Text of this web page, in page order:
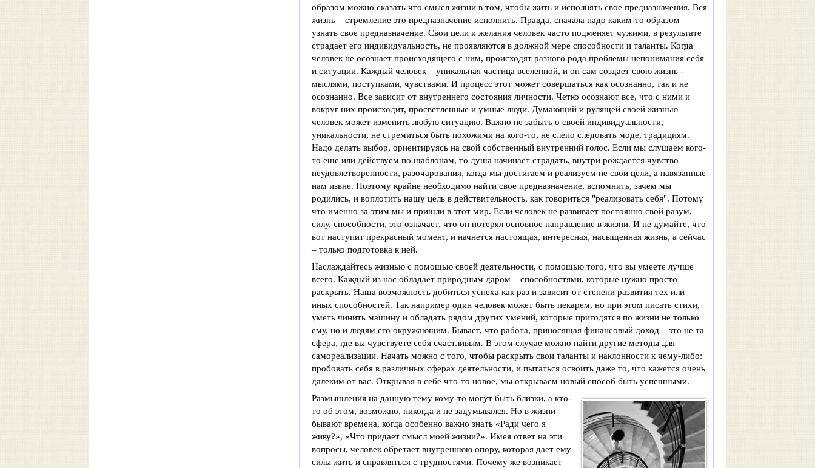
образом можно сказать что смысл жизни в том, чтобы жить и исполнять свое предназначения. Вся
жизнь – стремление это предназначение исполнить. Правда, сначала надо каким-то образом
узнать свое предназначение. Свои цели и желания человек часто подменяет чужими, в результате
страдает его индивидуальность, не проявляются в должной мере способности и таланты. Когда
человек не осознает происходящего с ним, происходят разного рода проблемы непонимания себя
и ситуации. Каждый человек – уникальная частица вселенной, и он сам создает свою жизнь -
мыслями, поступками, чувствами. И процесс этот может совершаться как осознанно, так и не
осознанно. Все зависит от внутреннего состояния личности. Четко осознают все, что с ними и
вокруг них происходит, просветленные и умные люди. Думающий и рулящей своей жизнью
человек может изменить любую ситуацию. Важно не забыть о своей индивидуальности,
уникальности, не стремиться быть похожими на кого-то, не слепо следовать моде, традициям.
Надо делать выбор, ориентируясь на свой собственный внутренний голос. Если мы слушаем кого-
то еще или действуем по шаблонам, то душа начинает страдать, внутри рождается чувство
неудовлетворенности, разочарования, когда мы достигаем и реализуем не свои цели, а навязанные
нам извне. Поэтому крайне необходимо найти свое предназначение, вспомнить, зачем мы
родились, и воплотить нашу цель в действительность, как говориться "реализовать себя". Потому
что именно за этим мы и пришли в этот мир. Если человек не развивает постоянно свой разум,
силу, способности, это означает, что он потерял основное направление в жизни. И не думайте, что
вот наступит прекрасный момент, и начнется настоящая, интересная, насыщенная жизнь, а сейчас
– только подготовка к ней.
Наслаждайтесь жизнью с помощью своей деятельности, с помощью того, что вы умеете лучше
всего. Каждый из нас обладает природным даром – способностями, которые нужно просто
раскрыть. Наша возможность добиться успеха как раз и зависит от степени развития тех или
иных способностей. Так например один человек может быть пекарем, но при этом писать стихи,
уметь чинить машину и обладать рядом других умений, которые пригодятся по жизни не только
ему, но и людям его окружающим. Бывает, что работа, приносящая финансовый доход – это не та
сфера, где вы чувствуете себя счастливым. В этом случае можно найти другие методы для
самореализации. Начать можно с того, чтобы раскрыть свои таланты и наклонности к чему-либо:
пробовать себя в различных сферах деятельности, и пытаться освоить даже то, что кажется очень
далеким от вас. Открывая в себе что-то новое, мы открываем новый способ быть успешными.
Размышления на данную тему кому-то могут быть близки, а кто-
то об этом, возможно, никогда и не задумывался. Но в жизни
бывают времена, когда особенно важно знать «Ради чего я
живу?», «Что придает смысл моей жизни?». Имея ответ на эти
вопросы, человек обретает внутреннюю опору, которая дает ему
силы жить и справляться с трудностями. Почему же возникает